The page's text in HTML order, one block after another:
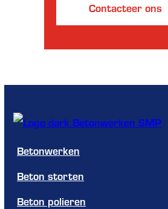
Contacteer ons
Betonwerken
Beton storten
Beton polieren